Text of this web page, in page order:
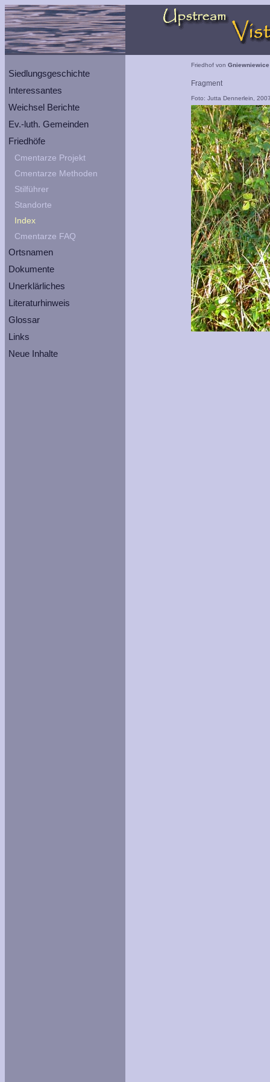
Siedlungsgeschichte
Interessantes
Weichsel Berichte
Ev.-luth. Gemeinden
Friedhöfe
Cmentarze Projekt
Cmentarze Methoden
Stilführer
Standorte
Index
Cmentarze FAQ
Ortsnamen
Dokumente
Unerklärliches
Literaturhinweis
Glossar
Links
Neue Inhalte
Friedhof von
Fragment
Foto: Jutta Dennerlein,